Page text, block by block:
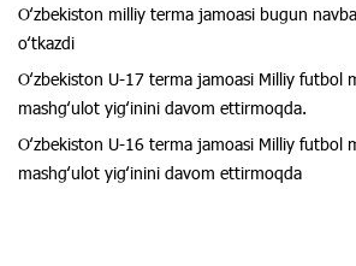
Oʻzbekiston milliy terma jamoasi bugun
oʻtkazdi
Oʻzbekiston U-17 terma jamoasi Milliy futbol
mashgʻulot yigʻinini davom ettirmoqda.
Oʻzbekiston U-16 terma jamoasi Milliy futbol
mashgʻulot yigʻinini davom ettirmoqda